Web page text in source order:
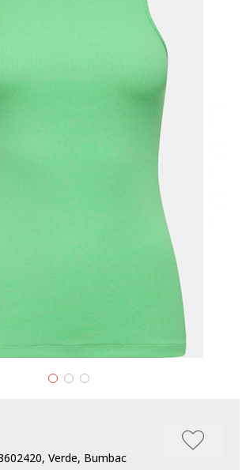
Verde, Bumbac